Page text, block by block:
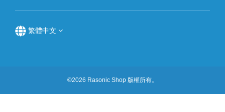
繁體中文
©2026 Rasonic Shop 版權所有。